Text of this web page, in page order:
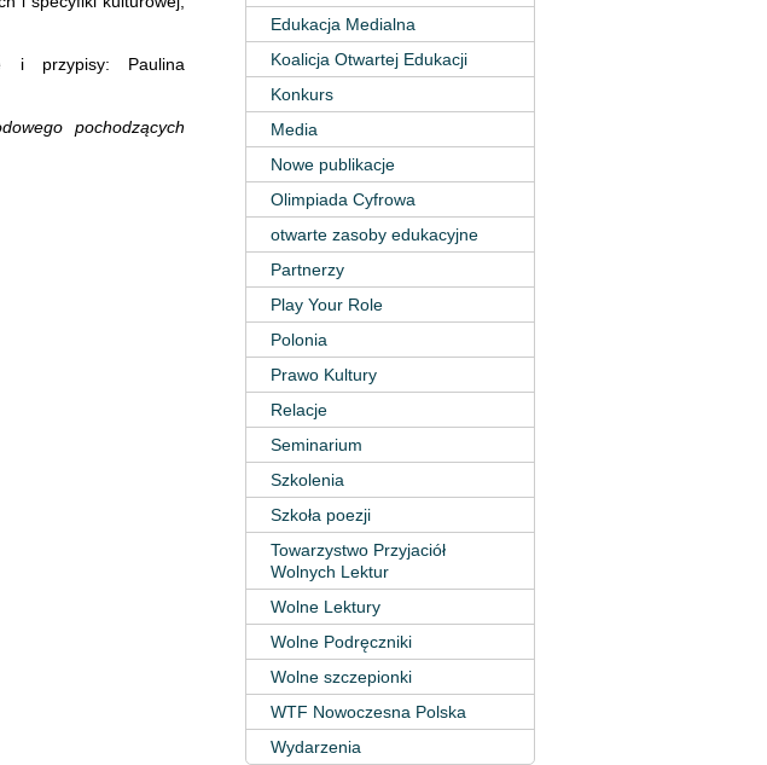
i przypisy: Paulina
pochodzących
Edukacja Medialna
Koalicja Otwartej Edukacji
Konkurs
Media
Nowe publikacje
Olimpiada Cyfrowa
otwarte zasoby edukacyjne
Partnerzy
Play Your Role
Polonia
Prawo Kultury
Relacje
Seminarium
Szkolenia
Szkoła poezji
Towarzystwo Przyjaciół
Wolnych Lektur
Wolne Lektury
Wolne Podręczniki
Wolne szczepionki
WTF Nowoczesna Polska
Wydarzenia